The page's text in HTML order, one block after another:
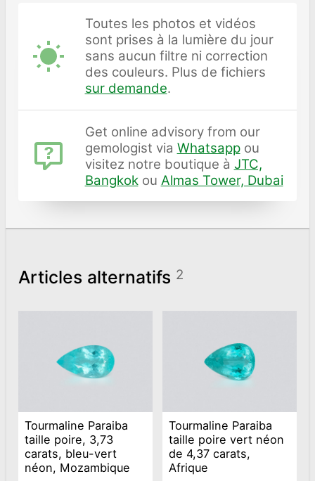
Toutes les photos et vidéos
sont prises à la lumière du jour
sans aucun filtre ni correction
des couleurs. Plus de fichiers
sur demande.
Get online advisory from our
gemologist via Whatsappou
visitez notre boutique à JTC,
Bangkok ou Almas Tower, Dubai
Articles alternatifs 2
Tourmaline Paraiba
taille poire, 3,73
carats, bleu-vert
néon, Mozambique
Tourmaline Paraiba
taille poire vert néon
de 4,37 carats,
Afrique